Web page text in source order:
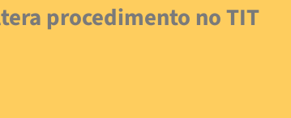
procedimento no TIT